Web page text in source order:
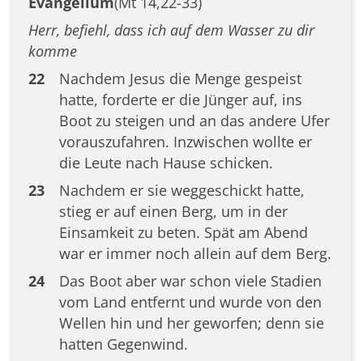
Herr, befiehl, dass ich auf dem Wasser zu dir
komme
22
Nachdem Jesus die Menge gespeist
hatte, forderte er die Jünger auf, ins
Boot zu steigen und an das andere Ufer
vorauszufahren. Inzwischen wollte er
die Leute nach Hause schicken.
23
Nachdem er sie weggeschickt hatte,
stieg er auf einen Berg, um in der
Einsamkeit zu beten. Spät am Abend
war er immer noch allein auf dem Berg.
24
Das Boot aber war schon viele Stadien
vom Land entfernt und wurde von den
Wellen hin und her geworfen; denn sie
hatten Gegenwind.